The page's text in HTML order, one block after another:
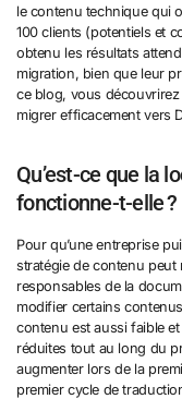
le contenu technique qui
100 clients (potentiels et
obtenu les résultats
migration, bien que leur
ce blog, vous
migrer efficacement vers
Qu’est-ce que la
fonctionne-t-elle ?
Pour qu’une entreprise
stratégie de contenu peut
responsables de la
modifier certains
contenu est aussi faible
réduites tout au long du
augmenter lors de la
premier cycle de